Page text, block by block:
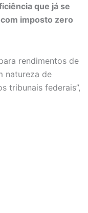
que já se
imposto zero
rendimentos de
natureza de
tribunais federais”,